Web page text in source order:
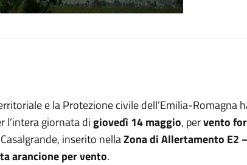
e la Protezione civile dell’Emilia-Romagna
l’intera giornata digiovedì 14 maggio, pervento
inserito nellaZona di Allertamento E2
arancione per vento.